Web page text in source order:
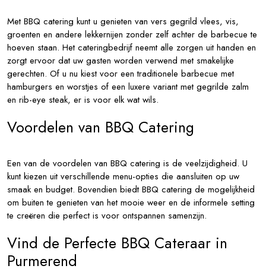
Met BBQ catering kunt u genieten van vers gegrild vlees, vis,
groenten en andere lekkernijen zonder zelf achter de barbecue te
hoeven staan. Het cateringbedrijf neemt alle zorgen uit handen en
zorgt ervoor dat uw gasten worden verwend met smakelijke
gerechten. Of u nu kiest voor een traditionele barbecue met
hamburgers en worstjes of een luxere variant met gegrilde zalm
en rib-eye steak, er is voor elk wat wils.
Voordelen van BBQ Catering
Een van de voordelen van BBQ catering is de veelzijdigheid. U
kunt kiezen uit verschillende menu-opties die aansluiten op uw
smaak en budget. Bovendien biedt BBQ catering de mogelijkheid
om buiten te genieten van het mooie weer en de informele setting
te creëren die perfect is voor ontspannen samenzijn.
Vind de Perfecte BBQ Cateraar in
Purmerend